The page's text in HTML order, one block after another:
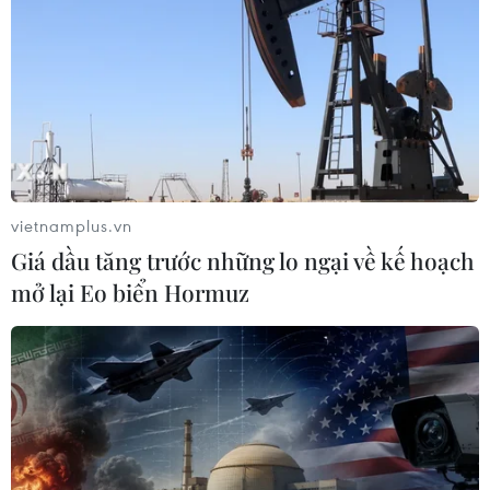
tế phát triển và mới nổi hàng đầu thế giới (G20) duy trì
cam kết chống biến đổi khí hậu.
vietnamplus.vn
Giá dầu tăng trước những lo ngại về kế hoạch
mở lại Eo biển Hormuz